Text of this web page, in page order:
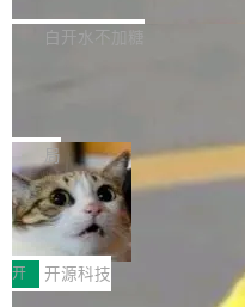
高质量游戏...
式2.0，可根据不同使用场景释
过 1528 名开发者，85% 说
数据库，有一个图形后端。作
布，具体更新内容包括：
支持 --security superflag（
=...），与 Alpha 版本的格式
管理 HTTP 端点进行授权。
<span><strong>警告：</
的 admin ...
白开水不加糖
块钱的玩意儿——一根小竹签
系着涂了松香的线。甩起来，
——哇”的蝉鸣声。实物越来越
把它做成了 Web 玩具，放在
c 上，并在 GitHub 开源。 玩
幕画圈，或者直接甩手机。页
局
30倍效率升级：解锁医学影
价值化的真实路径
完成一例腹部CT影像标注，
20个小时。他必须在数百张
笔勾画边界，一层一层识别
开 开源科技